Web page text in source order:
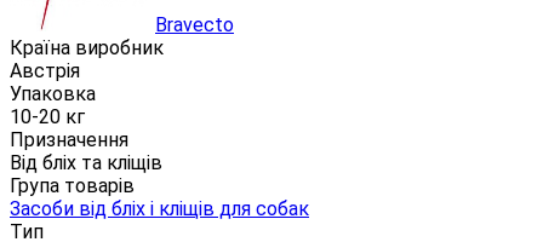
Bravecto
Країна виробник
Австрія
Упаковка
10-20 кг
Призначення
Від бліх та кліщів
Група товарів
Засоби від бліх і кліщів для собак
Тип